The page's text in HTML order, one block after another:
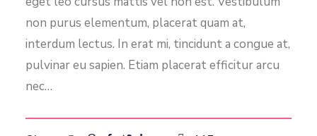
non purus elementum, placerat quam at,
interdum lectus. In erat mi, tincidunt a congue at,
pulvinar eu sapien. Etiam placerat efficitur arcu
nec…